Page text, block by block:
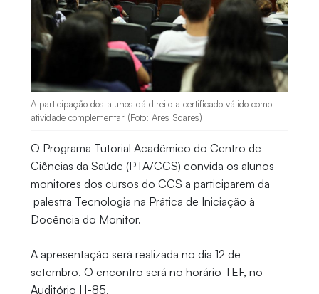
A participação dos alunos dá direito a certificado válido como
atividade complementar (Foto: Ares Soares)
O Programa Tutorial Acadêmico do Centro de
Ciências da Saúde (PTA/CCS) convida os alunos
monitores dos cursos do CCS a participarem da
palestra Tecnologia na Prática de Iniciação à
Docência do Monitor.
A apresentação será realizada no dia 12 de
setembro. O encontro será no horário TEF, no
Auditório H-85.